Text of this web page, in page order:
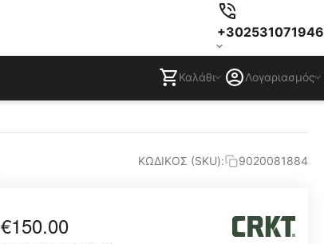
+302531071946
Καλάθι Λογαριασμός
ΚΩΔΙΚΟΣ (SKU): 9020081884
€150.00